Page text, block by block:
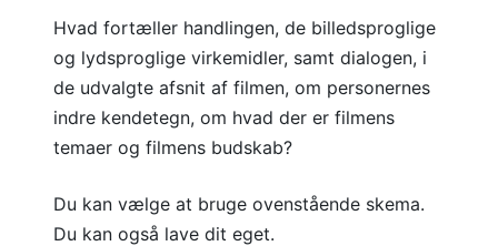
Hvad fortæller handlingen, de billedsproglige
og lydsproglige virkemidler, samt dialogen, i
de udvalgte afsnit af filmen, om personernes
indre kendetegn, om hvad der er filmens
temaer og filmens budskab?
Du kan vælge at bruge ovenstående skema.
Du kan også lave dit eget.